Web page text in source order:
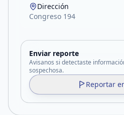
Dirección
Congreso 194
Enviar reporte
Avisanos si detectaste
sospechosa.
Reportar